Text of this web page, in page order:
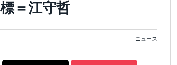
＝江守哲
ニュース